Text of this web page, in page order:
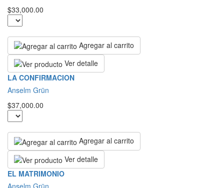
$33,000.00
Agregar al carrito
Ver detalle
LA CONFIRMACION
Anselm Grün
$37,000.00
Agregar al carrito
Ver detalle
EL MATRIMONIO